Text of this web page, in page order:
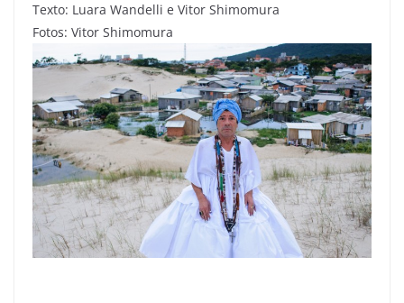
Texto: Luara Wandelli e Vitor Shimomura
Fotos: Vitor Shimomura